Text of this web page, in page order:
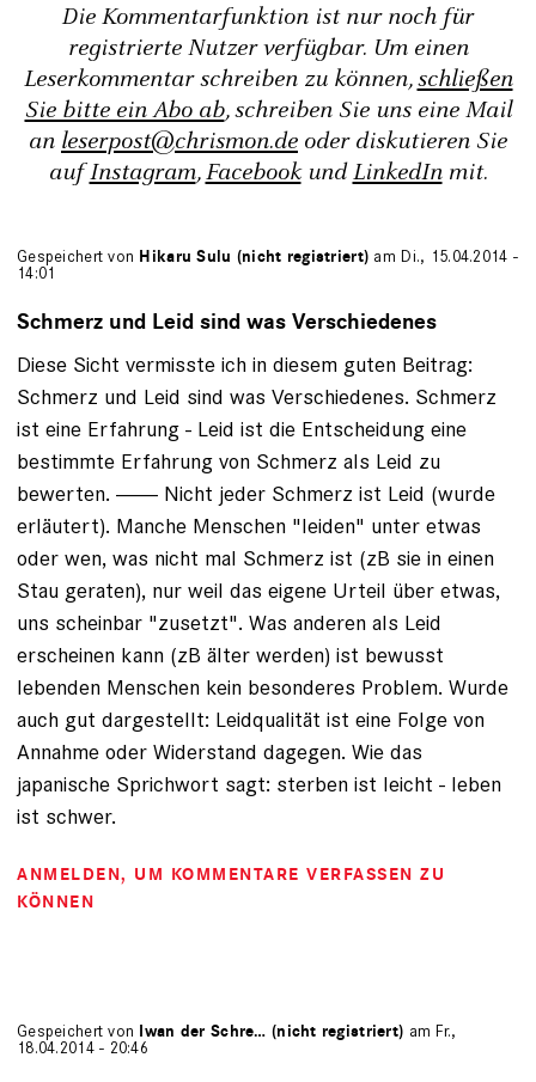
Die Kommentarfunktion ist nur noch für
registrierte Nutzer verfügbar. Um einen
Leserkommentar schreiben zu können,schließen
Sie bitte ein Abo ab, schreiben Sie uns eine Mail
an leserpost@chrismon.de oder diskutieren Sie
aufInstagram,FacebookundLinkedInmit.
Gespeichert von Hikaru Sulu (nicht registriert) am Di., 15.04.2014 -
14:01
Schmerz und Leid sind was Verschiedenes
Diese Sicht vermisste ich in diesem guten Beitrag:
Schmerz und Leid sind was Verschiedenes. Schmerz
ist eine Erfahrung - Leid ist die Entscheidung eine
bestimmte Erfahrung von Schmerz als Leid zu
bewerten. ------- Nicht jeder Schmerz ist Leid (wurde
erläutert). Manche Menschen "leiden" unter etwas
oder wen, was nicht mal Schmerz ist (zB sie in einen
Stau geraten), nur weil das eigene Urteil über etwas,
uns scheinbar "zusetzt". Was anderen als Leid
erscheinen kann (zB älter werden) ist bewusst
lebenden Menschen kein besonderes Problem. Wurde
auch gut dargestellt: Leidqualität ist eine Folge von
Annahme oder Widerstand dagegen. Wie das
japanische Sprichwort sagt: sterben ist leicht - leben
ist schwer.
ANMELDEN, UM KOMMENTARE VERFASSEN ZU
KÖNNEN
Gespeichert von Iwan der Schre… (nicht registriert) am Fr.,
18.04.2014 - 20:46